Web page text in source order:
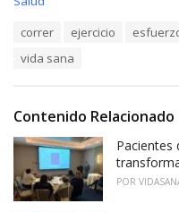
i
s
correr ejercicio
vida sana
Contenido Relacionado
Pacientes
POR